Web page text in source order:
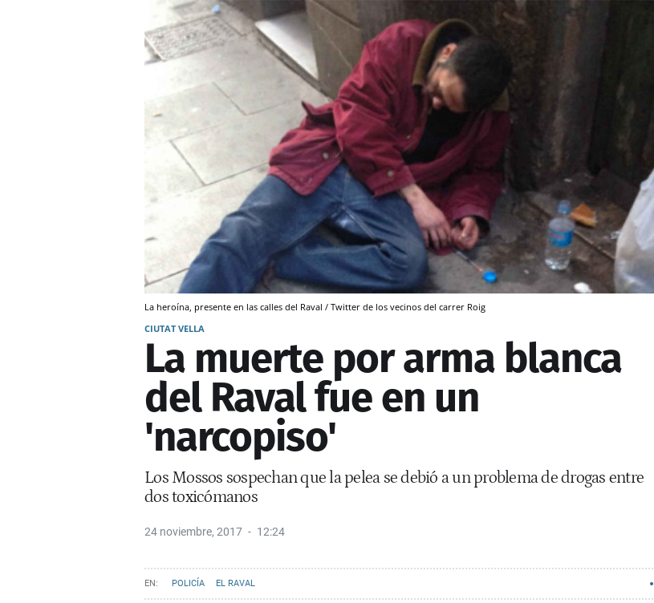
La heroína, presente en las calles del Raval / Twitter de los vecinos del carrer Roig
CIUTAT VELLA
La muerte por arma blanca
del Raval fue en un
'narcopiso'
Los Mossos sospechan que la pelea se debió a un problema de drogas entre
dos toxicómanos
24 noviembre, 2017 12:24
POLICÍA EL RAVAL